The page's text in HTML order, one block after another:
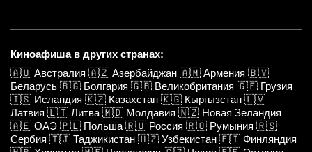
Киноафиша в других странах:
🇦🇺 Австралия 🇦🇿 Азербайджан 🇦🇲 Армения 🇧🇾
Беларусь 🇧🇬 Болгария 🇬🇧 Великобритания 🇬🇪 Грузия
🇮🇸 Исландия 🇰🇿 Казахстан 🇰🇬 Кыргызстан 🇱🇻
Латвия 🇱🇹 Литва 🇲🇩 Молдавия 🇳🇿 Новая Зеландия
🇦🇪 ОАЭ 🇵🇱 Польша 🇷🇺 Россия 🇷🇴 Румыния 🇷🇸
Сербия 🇹🇯 Таджикистан 🇺🇿 Узбекистан 🇫🇮 Финляндия